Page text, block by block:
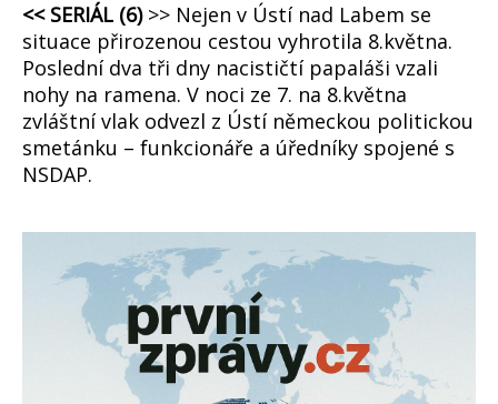
<< SERIÁL (6)>> Nejen v Ústí nad Labem se
situace přirozenou cestou vyhrotila 8.května.
Poslední dva tři dny nacističtí papaláši vzali
nohy na ramena. V noci ze 7. na 8.května
zvláštní vlak odvezl z Ústí německou politickou
smetánku – funkcionáře a úředníky spojené s
NSDAP.